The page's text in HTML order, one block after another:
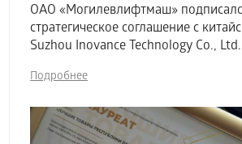
ОАО «Могилевлифтмаш»
стратегическое соглашение с
Suzhou Inovance Technology Co., Ltd.
Подробнее